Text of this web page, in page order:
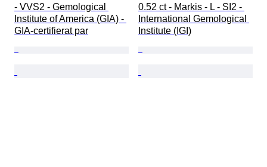
- VVS2 - Gemological
Institute of America (GIA) -
GIA-certifierat par
0.52 ct - Markis - L - SI2 -
International Gemological
Institute (IGI)